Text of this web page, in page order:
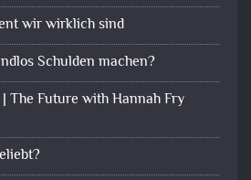
wir wirklich sind
Schulden machen?
The Future with Hannah Fry